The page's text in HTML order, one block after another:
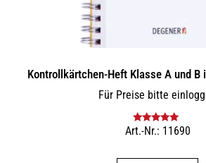
Kontrollkärtchen-Heft Klasse A und B
Für Preise bitte
Bewertet mit
Art.-Nr.: 11690